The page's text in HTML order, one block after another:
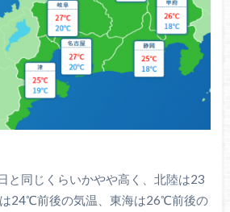
と同じくらいかやや高く、北陸は23
24℃前後の気温、東海は26℃前後の